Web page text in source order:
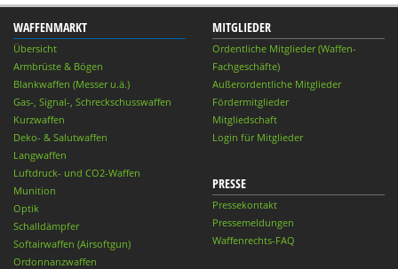
WAFFENMARKT
Übersicht
Armbrüste & Bögen
Blankwaffen (Messer u.ä.)
Gas-, Signal-, Schreckschusswaffen
Kurzwaffen
Deko- & Salutwaffen
Langwaffen
Luftdruck- und CO2-Waffen
Munition
Optik
Schalldämpfer
Softairwaffen (Airsoftgun)
Ordonnanzwaffen
MITGLIEDER
Ordentliche Mitglieder (Waffen-
Fachgeschäfte)
Außerordentliche Mitglieder
Fördermitglieder
Mitgliedschaft
Login für Mitglieder
PRESSE
Pressekontakt
Pressemeldungen
Waffenrechts-FAQ